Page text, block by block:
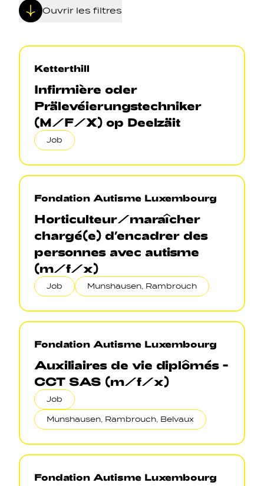
Navigation secondarie
Sozial Netzwierker
Navigation pied de page
Gérer les cookies
Ouvrir les filtres
Ketterthill
Infirmière oder
Prälevéierungstechniker
(M/F/X) op Deelzäit
Job
Fondation Autisme Luxembourg
Horticulteur/maraîcher
chargé(e) d’encadrer des
personnes avec autisme
(m/f/x)
Job Munshausen, Rambrouch
Fondation Autisme Luxembourg
Auxiliaires de vie diplômés -
CCT SAS (m/f/x)
Job
Munshausen, Rambrouch, Belvaux
Fondation Autisme Luxembourg